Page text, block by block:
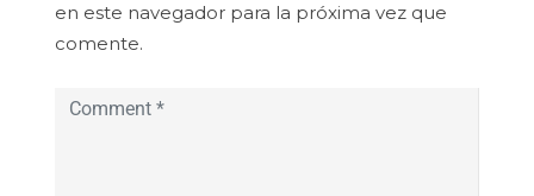
en este navegador para la próxima vez que
comente.